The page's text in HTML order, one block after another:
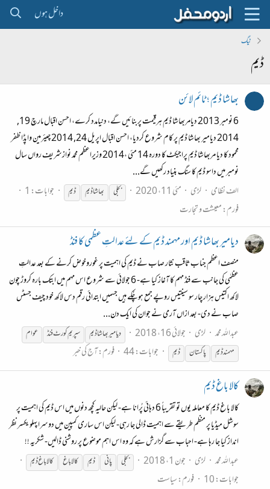
داخل ہوں
ٹیگ
ڈیم
بھاشا ڈیم ؛ ٹائم لائن
6 نومبر 2013 دیامربھاشا ڈیم ہرقیمت پربنائیں گے، دنیامدد کرے، احسن اقبال مارچ 19,
2014 دیامیر بھاشا ڈیم پر کام شروع کردیا، احسن اقبال اپریل 24, 2014 چیئرمین واپڈا ظفر
محمود کا دیا مربھاشا ڈیم پراجیکٹ کا دورہ 14 مئی ،2014 وزیراعظم محمد نوازشریف رواں سال
نومبر میں داسو ڈیم کا سنگ بنیاد رکھیں گے...
الف نظامی
لڑی مئی 11، 2020 بجلی بھاشاڈیم ڈیم
جوابات: 1
فورم:معیشت و تجارت
دیامیر بھاشا ڈیم اور مہمند ڈیم کے لئے عدالتِ عظمی کا فنڈ
منصف اعظم جناب ثاقب نثار صاب نے ڈیم کی اہمیت پر غوروخوض کرنے کے بعد عدالتِ
عظمٰی کی جانب سے فنڈ مہم کا آغاز کیا ہے- 6 جولائی سے شروع اس مہم میں ابتک بارہ کروڑ چون
لاکھ اکتیس ہزار چار سو سینتیس روپے جمع ہو چُکے ہیں جسمیں ابتدائی رقم دس لاکھ خود چیف جسٹس
صاب نے دی- بعد ازاں آرمی نے جوان کی ایک دن...
عبداللہ محمد لڑی جولائی 16، 2018 دیا میر بھاشاڈیم سپریم کورٹ فنڈ
عوام
مہمندڈیم پاکستان ڈیم جوابات: 44 فورم:آج کی خبر
کالا باغ ڈیم
کالا باغ ڈیم کا معاملہ یوں تو تقریباً 6 دہائی پُرانا ہے- لیکن حالیہ کچھ دنوں میں اس ڈیم کی اہمیت پر
سوشل میڈیا پر منظم طریقے سے اہمیت ڈالی جا رہی- لیکن اس ساری کمپین میں دوسرا پہلو یکسر نظر
انداز کیا جا رہا ہے- احباب سے گزارش ہے کہ وہ اس اہم موضوع پر روشنی ڈالیں- شکریہ !!
عبداللہ محمد لڑی جون 1، 2018 بجلی پانی ڈیم کالا باغ کالا باغڈیم
جوابات: 10 فورم:سیاست